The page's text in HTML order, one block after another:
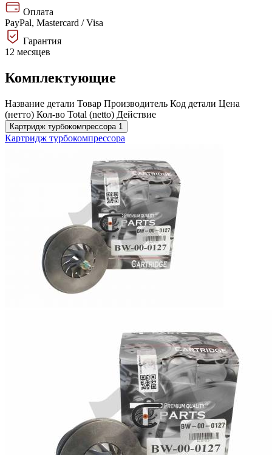
Оплата
PayPal, Mastercard / Visa
Гарантия
12 месяцев
Комплектующие
Название детали Товар Производитель Код детали Цена
(нетто) Кол-во Total (netto) Действие
Картридж турбокомпрессора 1
Картридж турбокомпрессора